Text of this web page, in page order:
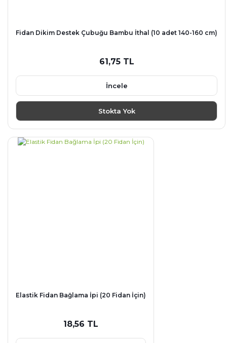
Fidan Dikim Destek Çubuğu Bambu İthal (10 adet 140-160 cm)
61,75 TL
İncele
Stokta Yok
Elastik Fidan Bağlama İpi (20 Fidan İçin)
18,56 TL